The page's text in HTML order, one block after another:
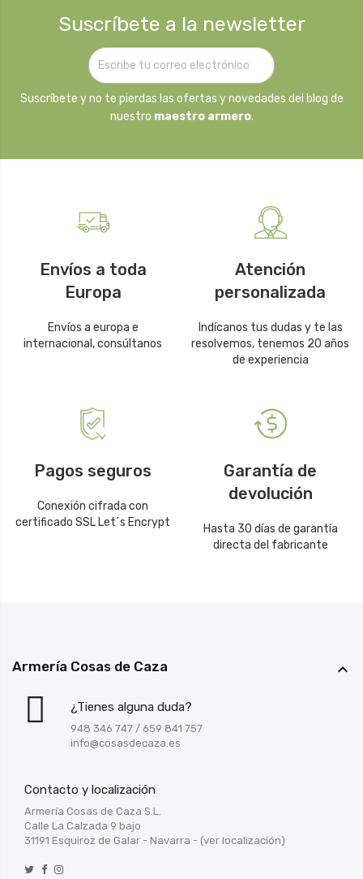
Suscríbete a la newsletter
Suscríbete y no te pierdas las ofertas y novedades del blog de
nuestro maestro armero.
Envíos a toda
Europa
Envíos a europa e
internacional, consúltanos
Atención
personalizada
Indícanos tus dudas y te las
resolvemos, tenemos 20 años
de experiencia
Pagos seguros
Conexión cifrada con
certificado SSL Let´s Encrypt
Garantía de
devolución
Hasta 30 días de garantía
directa del fabricante
Armería Cosas de Caza 
¿Tienes alguna duda?
948 346 747 / 659 841 757
info@cosasdecaza.es
Contacto y localización
Armería Cosas de Caza S.L.
Calle La Calzada 9 bajo
31191 Esquiroz de Galar - Navarra - (ver localización)